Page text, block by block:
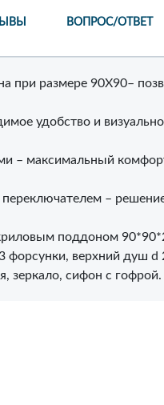
ВОПРОС/ОТВЕТ
при размере 90Х90–
удобство и
– максимальный
–
поддоном
форсунки, верхний
зеркало, сифон с гофрой.